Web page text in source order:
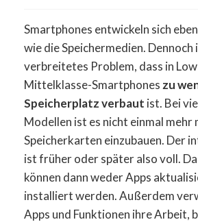
Smartphones entwickeln sich
wie die Speichermedien. Dennoch
verbreitetes Problem, dass in
Mittelklasse-Smartphones zu
Speicherplatz verbaut ist. Bei
Modellen ist es nicht einmal mehr
Speicherkarten einzubauen. Der
ist früher oder später also voll.
können dann weder Apps
installiert werden. Außerdem
Apps und Funktionen ihre Arbeit,